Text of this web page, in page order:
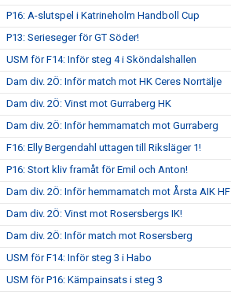
P16: A-slutspel i Katrineholm Handboll Cup
P13: Serieseger för GT Söder!
USM för F14: Inför steg 4 i Sköndalshallen
Dam div. 2Ö: Inför match mot HK Ceres Norrtälje
Dam div. 2Ö: Vinst mot Gurraberg HK
Dam div. 2Ö: Inför hemmamatch mot Gurraberg
F16: Elly Bergendahl uttagen till Riksläger 1!
P16: Stort kliv framåt för Emil och Anton!
Dam div. 2Ö: Inför hemmamatch mot Årsta AIK HF
Dam div. 2Ö: Vinst mot Rosersbergs IK!
Dam div. 2Ö: Inför match mot Rosersberg
USM för F14: Inför steg 3 i Habo
USM för P16: Kämpainsats i steg 3